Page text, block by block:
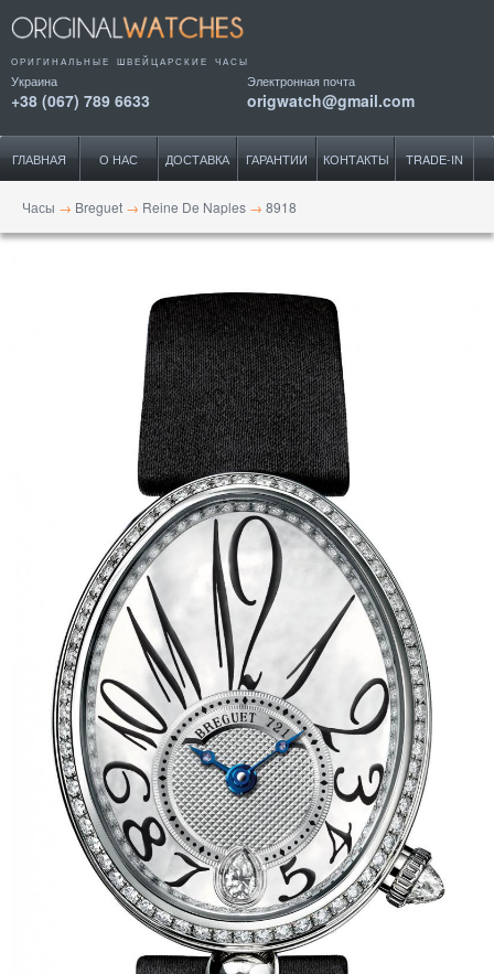
ОРИГИНАЛЬНЫЕ ШВЕЙЦАРСКИЕ ЧАСЫ
Украина
+38 (067) 789 6633
Электронная почта
origwatch@gmail.com
ГЛАВНАЯ О НАС ДОСТАВКА ГАРАНТИИ КОНТАКТЫ TRADE-IN
Часы → Breguet → Reine De Naples → 8918